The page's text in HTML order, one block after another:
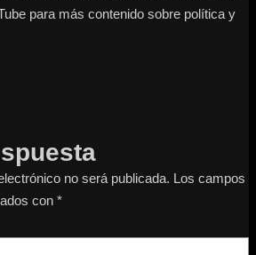
para más contenido sobre política y
no será publicada. Los campos
con *